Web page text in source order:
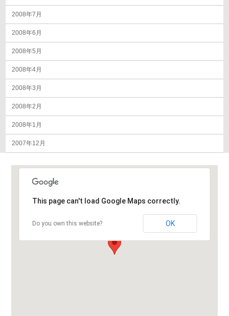
2008年7月
2008年6月
2008年5月
2008年4月
2008年3月
2008年2月
2008年1月
2007年12月
This page can't load Google Maps correctly.
Do you own this website? OK